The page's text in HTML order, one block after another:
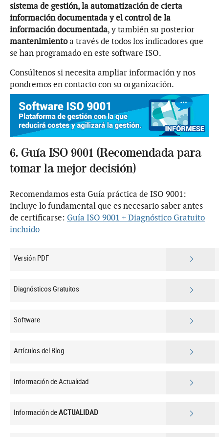
sistema de gestión, la automatización de cierta
información documentada y el control de la
información documentada, y también su posterior
mantenimientoa través de todos los indicadores que
se han programado en este software ISO.
Consúltenos si necesita ampliar información y nos
pondremos en contacto con su organización.
6. Guía ISO 9001 (Recomendada para
tomar la mejor decisión)
Recomendamos esta Guía práctica de ISO 9001:
incluye lo fundamental que es necesario saber antes
de certificarse: Guía ISO 9001 + Diagnóstico Gratuito
incluido
Versión PDF
Diagnósticos Gratuitos
Software
Artículos del Blog
Información de Actualidad
Información deACTUALIDAD